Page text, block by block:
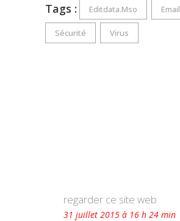
Tags : Editdata.mso Email
Sécurité Virus
regarder ce site web
31 juillet 2015 à 16 h 24 min